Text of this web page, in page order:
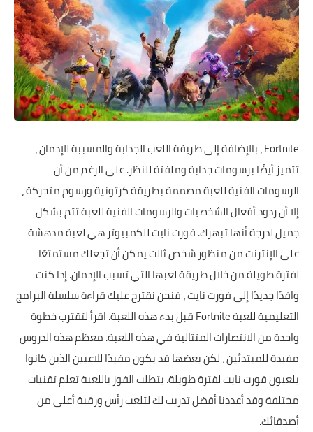
Fortnite ، بالإضافة إلى طريقة اللعب الجذابة والمسببة للإدمان ،
تتميز أيضًا برسومات جذابة وملفتة للنظر. على الرغم من أن
الرسومات الفنية للعبة مصممة بطريقة كرتونية ورسوم متحركة ،
إلا أن ردود أفعال الشخصيات والرسومات الفنية للعبة تتم بشكل
جميل لدرجة أنها تبهرك. فورت نايت للكمبيوتر هي لعبة مدهشة
على الإنترنت من منظور شخص ثالث يمكن أن تجعلك مستمتعًا
لفترة طويلة من خلال طريقة لعبها التي تسبب الإدمان. إذا كنت
وافدًا جديدًا إلى فورت نايت ، فنحن نقترح عليك قراءة سلسلة البرامج
التعليمية للعبة Fortnite قبل بدء هذه اللعبة.
اقرأ لتقترب خطوة
واحدة من الانتصارات المتتالية في هذه اللعبة. معظم هذه الدروس
مفيدة للمبتدئين ، لكن بعضها قد يكون مفيدًا للاعبين الذين كانوا
يلعبون فورت نايت لفترة طويلة. يتطلب الفوز باللعبة تعلم تقنيات
مختلفة وقد أعددنا أفضل تدريب لك لتلعب رأس ورقبة أعلى من
أصدقائك.